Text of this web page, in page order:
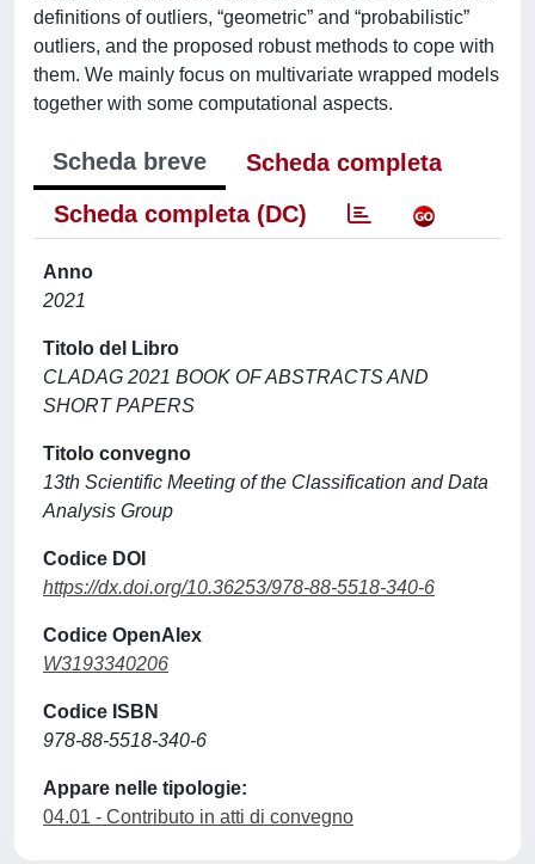
definitions of outliers, “geometric” and “probabilistic”
outliers, and the proposed robust methods to cope with
them. We mainly focus on multivariate wrapped models
together with some computational aspects.
Scheda breve
Scheda completa
Scheda completa (DC)
Anno
2021
Titolo del Libro
CLADAG 2021 BOOK OF ABSTRACTS AND
SHORT PAPERS
Titolo convegno
13th Scientific Meeting of the Classification and Data
Analysis Group
Codice DOI
https://dx.doi.org/10.36253/978-88-5518-340-6
Codice OpenAlex
W3193340206
Codice ISBN
978-88-5518-340-6
Appare nelle tipologie:
04.01 - Contributo in atti di convegno